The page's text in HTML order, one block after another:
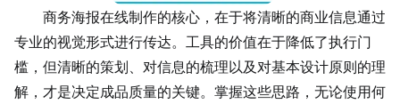
商务海报在线制作的核心，在于将清晰的商业信息通过
专业的视觉形式进行传达。工具的价值在于降低了执行门
槛，但清晰的策划、对信息的梳理以及对基本设计原则的理
解，才是决定成品质量的关键。掌握这些思路，无论使用何